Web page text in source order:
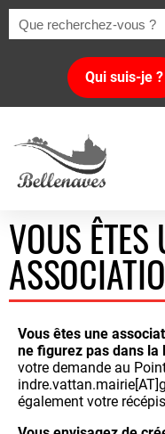
Qui suis-je ?
VOUS ÊTES
Vous êtes une
ne figurez pas dans la
votre demande au
également votre